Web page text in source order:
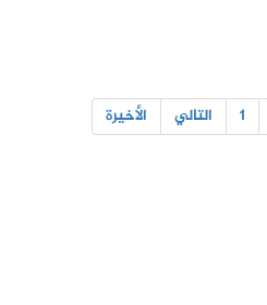
1 التالي الأخيرة